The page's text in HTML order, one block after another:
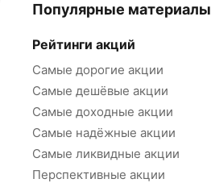
Популярные материалы
Рейтинги акций
Самые дорогие акции
Самые дешёвые акции
Самые доходные акции
Самые надёжные акции
Самые ликвидные акции
Перспективные акции